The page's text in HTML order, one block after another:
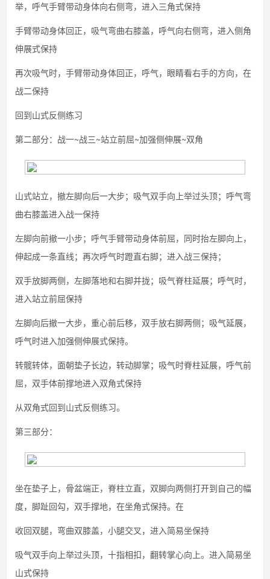
举，呼气手臂带动身体向右侧弯，进入三角式保持
手臂带动身体回正，吸气弯曲右膝盖，呼气向右侧弯，进入侧角
伸展式保持
再次吸气时，手臂带动身体回正，呼气，眼睛看右手的方向，在
战二保持
回到山式反侧练习
第二部分：战一~战三~站立前屈~加强侧伸展~双角
山式站立，撤左脚向后一大步；吸气双手向上举过头顶；呼气弯
曲右膝盖进入战一保持
左脚向前撤一小步；呼气手臂带动身体前屈，同时抬左脚向上，
伸起成一条直线；再次呼气时蹬直右脚；进入战三保持；
双手放脚两侧，左脚落地和右脚并拢；吸气脊柱延展；呼气时，
进入站立前屈保持
左脚向后撤一大步，重心前后移，双手放右脚两侧；吸气延展，
呼气时进入加强侧伸展式保持。
转髋转体，面朝垫子长边，转动脚掌；吸气时脊柱延展，呼气前
屈，双手体前撑地进入双角式保持
从双角式回到山式反侧练习。
第三部分：
坐在垫子上，骨盆端正，脊柱立直，双脚向两侧打开到自己的幅
度，脚趾回勾，双手撑地，在坐角式保持。在
收回双腿，弯曲双膝盖，小腿交叉，进入简易坐保持
吸气双手向上举过头顶，十指相扣，翻转掌心向上。进入简易坐
山式保持